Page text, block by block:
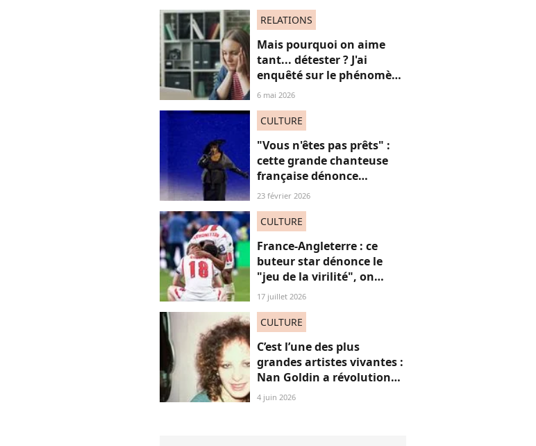
de "diva" absolue
RELATIONS
Mais pourquoi on aime
tant... détester ? J'ai
enquêté sur le phénomène
du "hate watching" (et ça
6 mai 2026
CULTURE
"Vous n'êtes pas prêts" :
cette grande chanteuse
française dénonce
“l’effacement des femmes
(forcément) réagir
23 février 2026
CULTURE
France-Angleterre : ce
buteur star dénonce le
"jeu de la virilité", on
décrypte ses mots pas très
17 juillet 2026
CULTURE
C’est l’une des plus
grandes artistes vivantes :
Nan Goldin a révolutionné
mon regard, voici
4 juin 2026